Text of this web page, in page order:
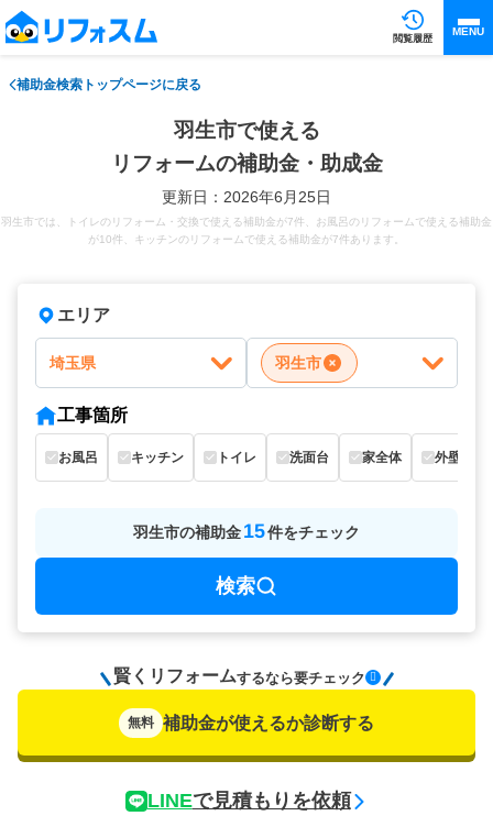
閲覧履歴
MENU
補助金検索トップページに戻る
羽生市で使える
リフォームの補助金・助成金
更新日：2026年6月25日
羽生市では、トイレのリフォーム・交換で使える補助金が7件、お風呂のリフォームで使える補助金
が10件、キッチンのリフォームで使える補助金が7件あります。
エリア
埼玉県 羽生市
工事箇所
お風呂 キッチン トイレ 洗面台 家全体 外壁
羽生市の補助金15件をチェック
検索
賢くリフォームするなら要チェック
無料 補助金が使えるか診断する
LINEで見積もりを依頼